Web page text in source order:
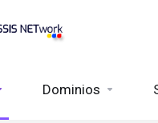
Dominios